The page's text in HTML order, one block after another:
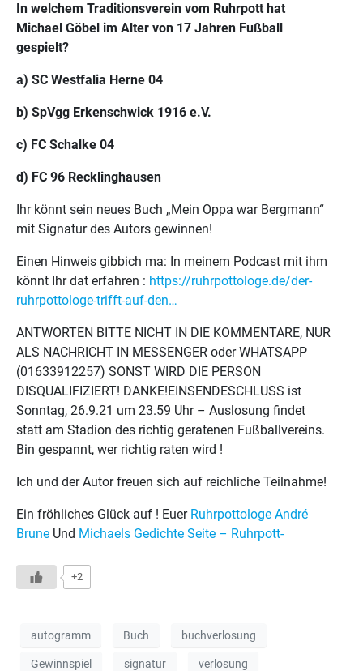
In welchem Traditionsverein vom Ruhrpott hat
Michael Göbel im Alter von 17 Jahren Fußball
gespielt?
a) SC Westfalia Herne 04
b) SpVgg Erkenschwick 1916 e.V.
c) FC Schalke 04
d) FC 96 Recklinghausen
Ihr könnt sein neues Buch „Mein Oppa war Bergmann“
mit Signatur des Autors gewinnen!
Einen Hinweis gibbich ma: In meinem Podcast mit ihm
könnt Ihr dat erfahren : https://ruhrpottologe.de/der-
ruhrpottologe-trifft-auf-den…
ANTWORTEN BITTE NICHT IN DIE KOMMENTARE, NUR
ALS NACHRICHT IN MESSENGER oder WHATSAPP
(01633912257) SONST WIRD DIE PERSON
DISQUALIFIZIERT! DANKE!EINSENDESCHLUSS ist
Sonntag, 26.9.21 um 23.59 Uhr – Auslosung findet
statt am Stadion des richtig geratenen Fußballvereins.
Bin gespannt, wer richtig raten wird !
Ich und der Autor freuen sich auf reichliche Teilnahme!
Ein fröhliches Glück auf ! Euer Ruhrpottologe André
Brune Und Michaels Gedichte Seite – Ruhrpott-
+2
autogramm Buch buchverlosung
Gewinnspiel signatur verlosung